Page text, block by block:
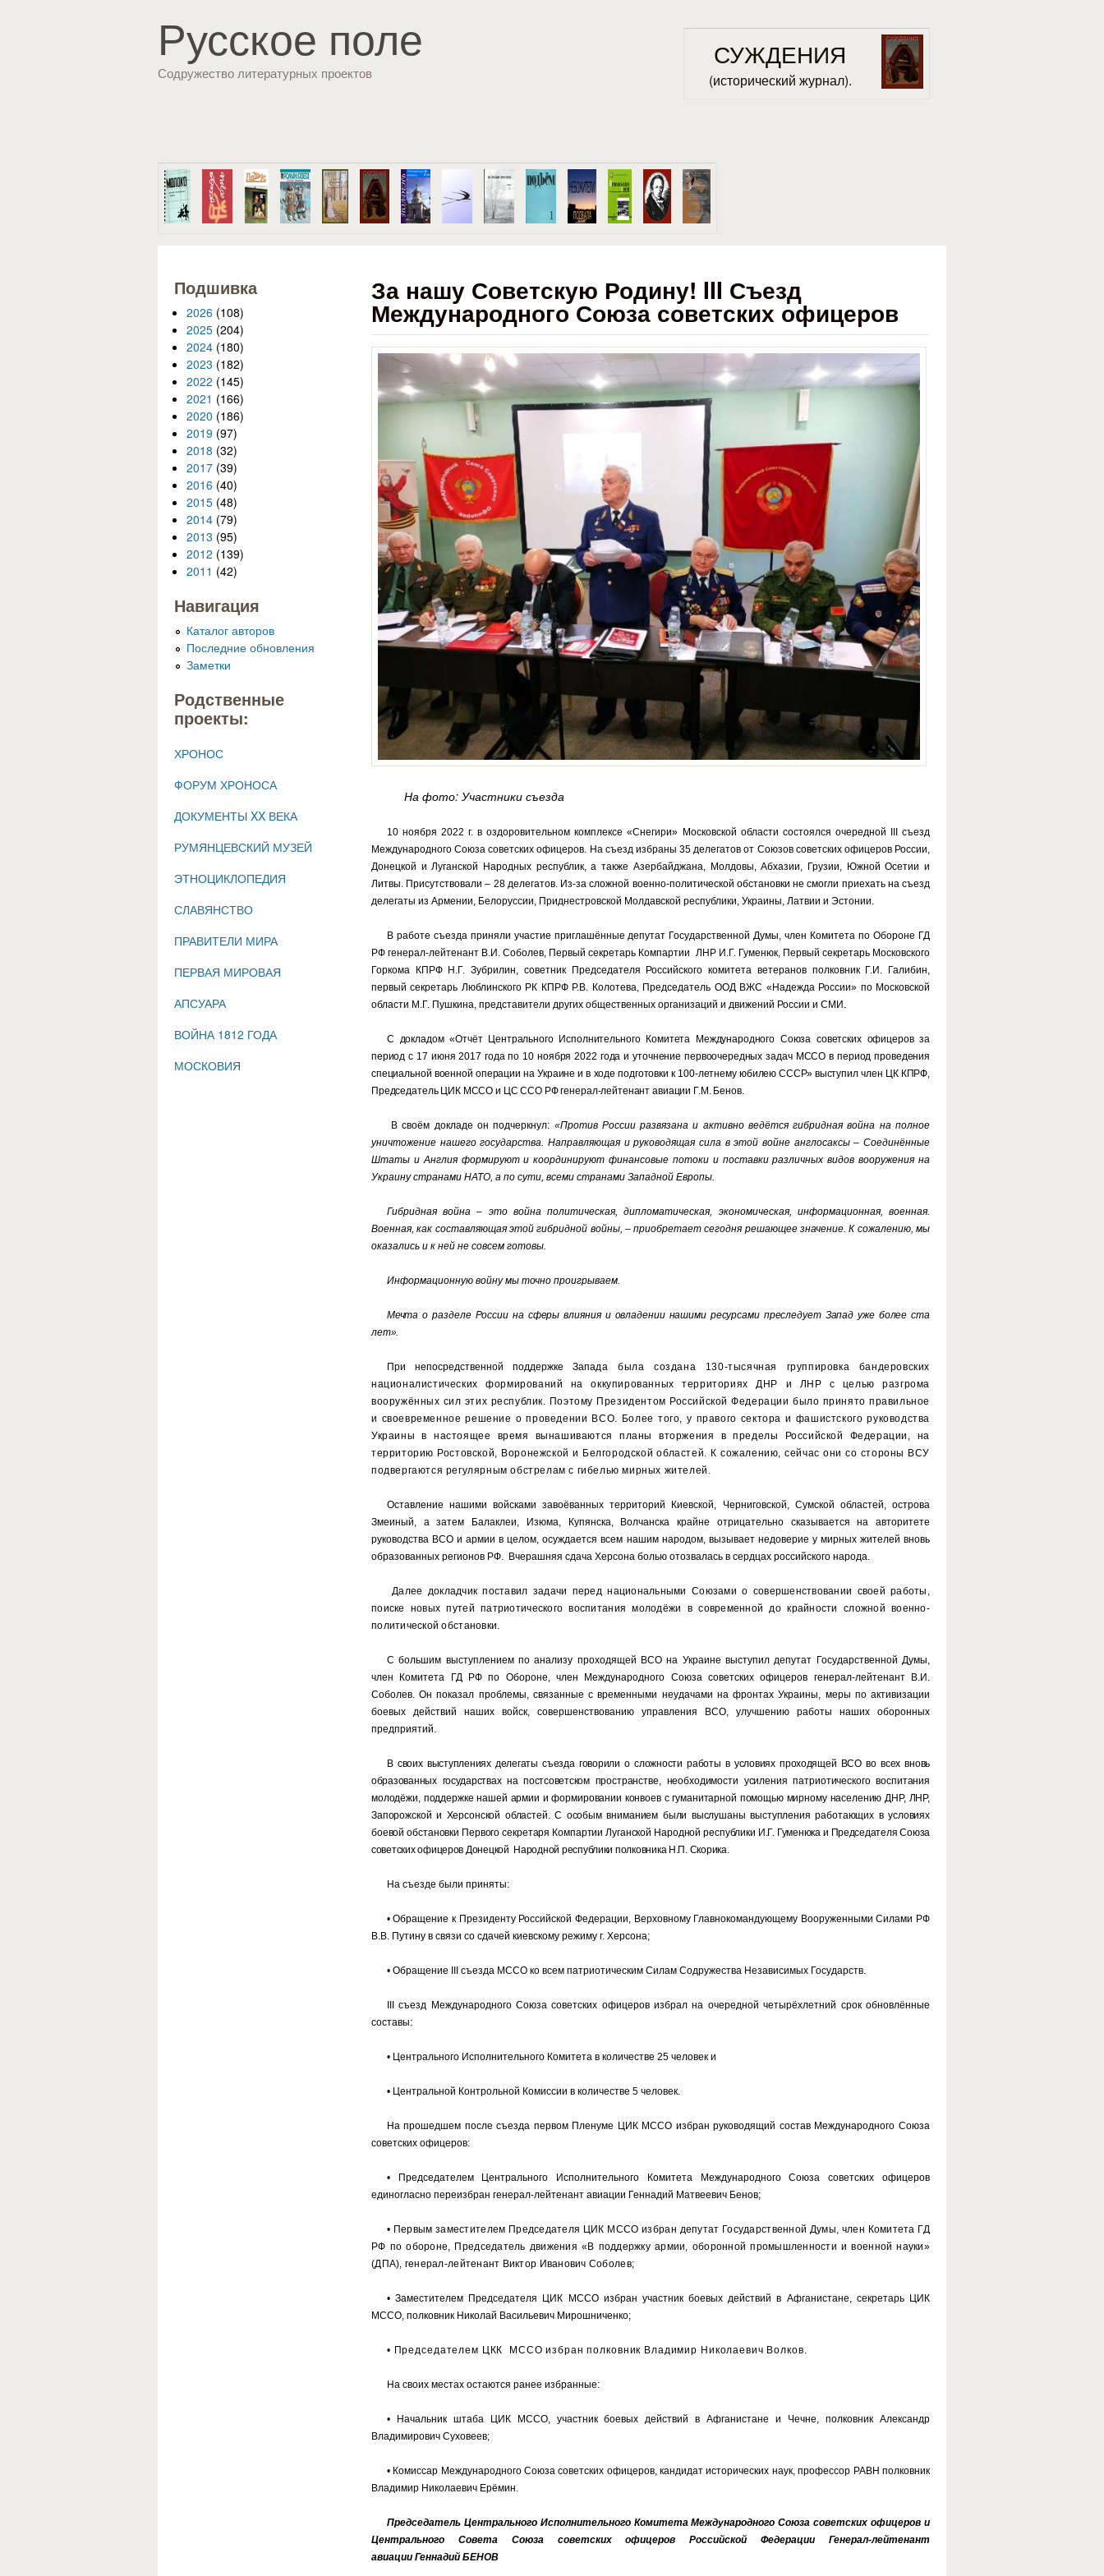
Русское поле
Содружество литературных проектов
СУЖДЕНИЯ
(исторический журнал).
За нашу Советскую Родину! III Съезд
Международного Союза советских офицеров
На фото: Участники съезда
10 ноября 2022 г. в оздоровительном комплексе «Снегири» Московской области состоялся очередной III съезд
Международного Союза советских офицеров. На съезд избраны 35 делегатов от Союзов советских офицеров России,
Донецкой и Луганской Народных республик, а также Азербайджана, Молдовы, Абхазии, Грузии, Южной Осетии и
Литвы. Присутствовали – 28 делегатов. Из-за сложной военно-политической обстановки не смогли приехать на съезд
делегаты из Армении, Белоруссии, Приднестровской Молдавской республики, Украины, Латвии и Эстонии.
В работе съезда приняли участие приглашённые депутат Государственной Думы, член Комитета по Обороне ГД
РФ генерал-лейтенант В.И. Соболев, Первый секретарь Компартии ЛНР И.Г. Гуменюк, Первый секретарь Московского
Горкома КПРФ Н.Г. Зубрилин, советник Председателя Российского комитета ветеранов полковник Г.И. Галибин,
первый секретарь Люблинского РК КПРФ Р.В. Колотева, Председатель ООД ВЖС «Надежда России» по Московской
области М.Г. Пушкина, представители других общественных организаций и движений России и СМИ.
С докладом «Отчёт Центрального Исполнительного Комитета Международного Союза советских офицеров за
период с 17 июня 2017 года по 10 ноября 2022 года и уточнение первоочередных задач МССО в период проведения
специальной военной операции на Украине и в ходе подготовки к 100-летнему юбилею СССР» выступил член ЦК КПРФ,
Председатель ЦИК МССО и ЦС ССО РФ генерал-лейтенант авиации Г.М. Бенов.
В своём докладе он подчеркнул: «Против России развязана и активно ведётся гибридная война на полное
уничтожение нашего государства. Направляющая и руководящая сила в этой войне англосаксы – Соединённые
Штаты и Англия формируют и координируют финансовые потоки и поставки различных видов вооружения на
Украину странами НАТО, а по сути, всеми странами Западной Европы.
Гибридная война – это война политическая, дипломатическая, экономическая, информационная, военная.
Военная, как составляющая этой гибридной войны, – приобретает сегодня решающее значение. К сожалению, мы
оказались и к ней не совсем готовы.
Информационную войну мы точно проигрываем.
Мечта о разделе России на сферы влияния и овладении нашими ресурсами преследует Запад уже более ста
лет».
При непосредственной поддержке Запада была создана 130-тысячная группировка бандеровских
националистических формирований на оккупированных территориях ДНР и ЛНР с целью разгрома
вооружённых сил этих республик. Поэтому Президентом Российской Федерации было принято правильное
и своевременное решение о проведении ВСО. Более того, у правого сектора и фашистского руководства
Украины в настоящее время вынашиваются планы вторжения в пределы Российской Федерации, на
территорию Ростовской, Воронежской и Белгородской областей. К сожалению, сейчас они со стороны ВСУ
подвергаются регулярным обстрелам с гибелью мирных жителей.
Оставление нашими войсками завоёванных территорий Киевской, Черниговской, Сумской областей, острова
Змеиный, а затем Балаклеи, Изюма, Купянска, Волчанска крайне отрицательно сказывается на авторитете
руководства ВСО и армии в целом, осуждается всем нашим народом, вызывает недоверие у мирных жителей вновь
образованных регионов РФ. Вчерашняя сдача Херсона болью отозвалась в сердцах российского народа.
Далее докладчик поставил задачи перед национальными Союзами о совершенствовании своей работы,
поиске новых путей патриотического воспитания молодёжи в современной до крайности сложной военно-
политической обстановки.
С большим выступлением по анализу проходящей ВСО на Украине выступил депутат Государственной Думы,
член Комитета ГД РФ по Обороне, член Международного Союза советских офицеров генерал-лейтенант В.И.
Соболев. Он показал проблемы, связанные с временными неудачами на фронтах Украины, меры по активизации
боевых действий наших войск, совершенствованию управления ВСО, улучшению работы наших оборонных
предприятий.
В своих выступлениях делегаты съезда говорили о сложности работы в условиях проходящей ВСО во всех вновь
образованных государствах на постсоветском пространстве, необходимости усиления патриотического воспитания
молодёжи, поддержке нашей армии и формировании конвоев с гуманитарной помощью мирному населению ДНР, ЛНР,
Запорожской и Херсонской областей. С особым вниманием были выслушаны выступления работающих в условиях
боевой обстановки Первого секретаря Компартии Луганской Народной республики И.Г. Гуменюка и Председателя Союза
советских офицеров Донецкой Народной республики полковника Н.П. Скорика.
На съезде были приняты:
• Обращение к Президенту Российской Федерации, Верховному Главнокомандующему Вооруженными Силами РФ
В.В. Путину в связи со сдачей киевскому режиму г. Херсона;
• Обращение III съезда МССО ко всем патриотическим Силам Содружества Независимых Государств.
III съезд Международного Союза советских офицеров избрал на очередной четырёхлетний срок обновлённые
составы:
• Центрального Исполнительного Комитета в количестве 25 человек и
• Центральной Контрольной Комиссии в количестве 5 человек.
На прошедшем после съезда первом Пленуме ЦИК МССО избран руководящий состав Международного Союза
советских офицеров:
• Председателем Центрального Исполнительного Комитета Международного Союза советских офицеров
единогласно переизбран генерал-лейтенант авиации Геннадий Матвеевич Бенов;
• Первым заместителем Председателя ЦИК МССО избран депутат Государственной Думы, член Комитета ГД
РФ по обороне, Председатель движения «В поддержку армии, оборонной промышленности и военной науки»
(ДПА), генерал-лейтенант Виктор Иванович Соболев;
• Заместителем Председателя ЦИК МССО избран участник боевых действий в Афганистане, секретарь ЦИК
МССО, полковник Николай Васильевич Мирошниченко;
• Председателем ЦКК МССО избран полковник Владимир Николаевич Волков.
На своих местах остаются ранее избранные:
• Начальник штаба ЦИК МССО, участник боевых действий в Афганистане и Чечне, полковник Александр
Владимирович Суховеев;
• Комиссар Международного Союза советских офицеров, кандидат исторических наук, профессор РАВН полковник
Владимир Николаевич Ерёмин.
Председатель Центрального Исполнительного КомитетаМеждународного Союза советских офицеров и
Центрального Совета Союза советских офицеров Российской ФедерацииГенерал-лейтенант
авиации Геннадий БЕНОВ
Подшивка
2026 (108)
2025 (204)
2024 (180)
2023 (182)
2022 (145)
2021 (166)
2020 (186)
2019 (97)
2018 (32)
2017 (39)
2016 (40)
2015 (48)
2014 (79)
2013 (95)
2012 (139)
2011 (42)
Навигация
Каталог авторов
Последние обновления
Заметки
Родственные
проекты:
ХРОНОС
ФОРУМ ХРОНОСА
ДОКУМЕНТЫ XX ВЕКА
РУМЯНЦЕВСКИЙ МУЗЕЙ
ЭТНОЦИКЛОПЕДИЯ
СЛАВЯНСТВО
ПРАВИТЕЛИ МИРА
ПЕРВАЯ МИРОВАЯ
АПСУАРА
ВОЙНА 1812 ГОДА
МОСКОВИЯ